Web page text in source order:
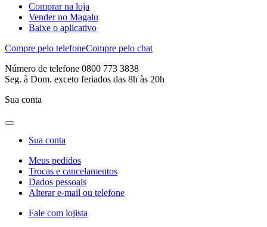
Comprar na loja
Vender no Magalu
Baixe o aplicativo
Compre pelo telefoneCompre pelo chat
Número de telefone 0800 773 3838
Seg. à Dom. exceto feriados das 8h às 20h
Sua conta
Sua conta
Meus pedidos
Trocas e cancelamentos
Dados pessoais
Alterar e-mail ou telefone
Fale com lojista